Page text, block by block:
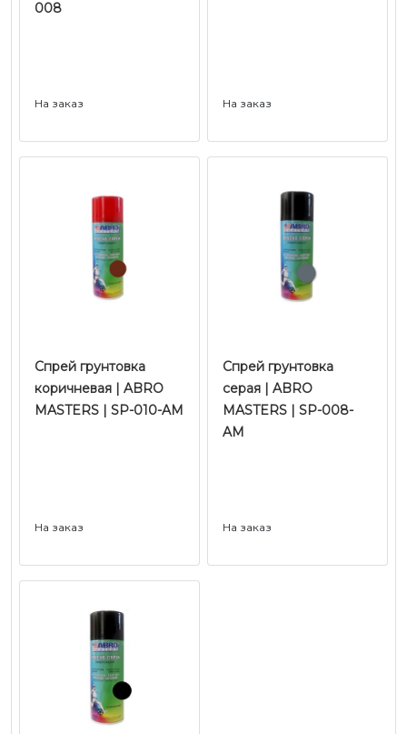
008
На заказ На заказ
Спрей грунтовка
коричневая | ABRO
MASTERS | SP-010-AM
На заказ
Спрей грунтовка
серая | ABRO
MASTERS | SP-008-
AM
На заказ